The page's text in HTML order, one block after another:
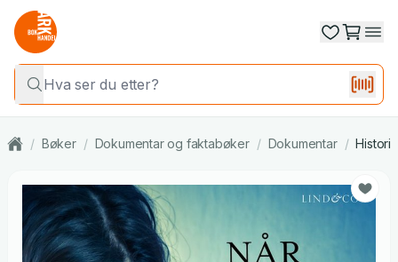
/ Bøker / Dokumentar og faktabøker / Dokumentar /